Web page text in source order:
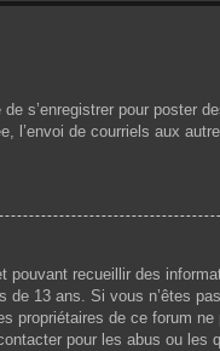
s’enregistrer pour poster
de courriels aux
recueillir des
13 ans. Si vous n’êtes
de ce forum
pour les abus ou les